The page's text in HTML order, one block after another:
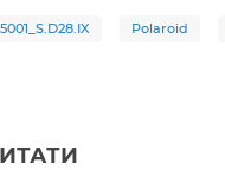
Polaroid